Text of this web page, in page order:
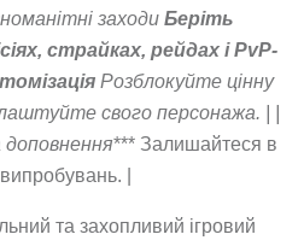
заходи Беріть
страйках, рейдах і PvP-
Розблокуйте цінну
свого персонажа. | |
доповнення*** Залишайтеся в
|
та захопливий ігровий